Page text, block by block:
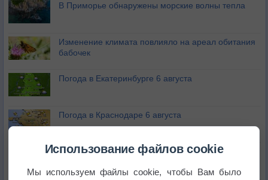
В Приморье обнаружены морские волны тепла
Изменение климата повлияло на ареал обитания
бабочек
Погода в Екатеринбурге 6 августа
Погода в Краснодаре 6 августа
Погода в Санкт-Петербурге 6 августа
Использование файлов cookie
Мы используем файлы cookie, чтобы Вам было